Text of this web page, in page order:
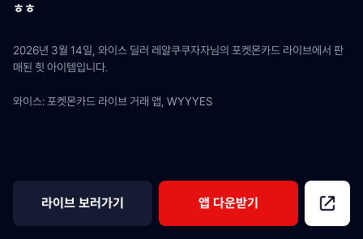
ㅎㅎ
2026년 3월 14일, 와이스 딜러 레알쿠쿠자자님의 포켓몬카드 라이브에서 판
매된 힛 아이템입니다.
와이스: 포켓몬카드 라이브 거래 앱, WYYYES
라이브 보러가기 앱 다운받기